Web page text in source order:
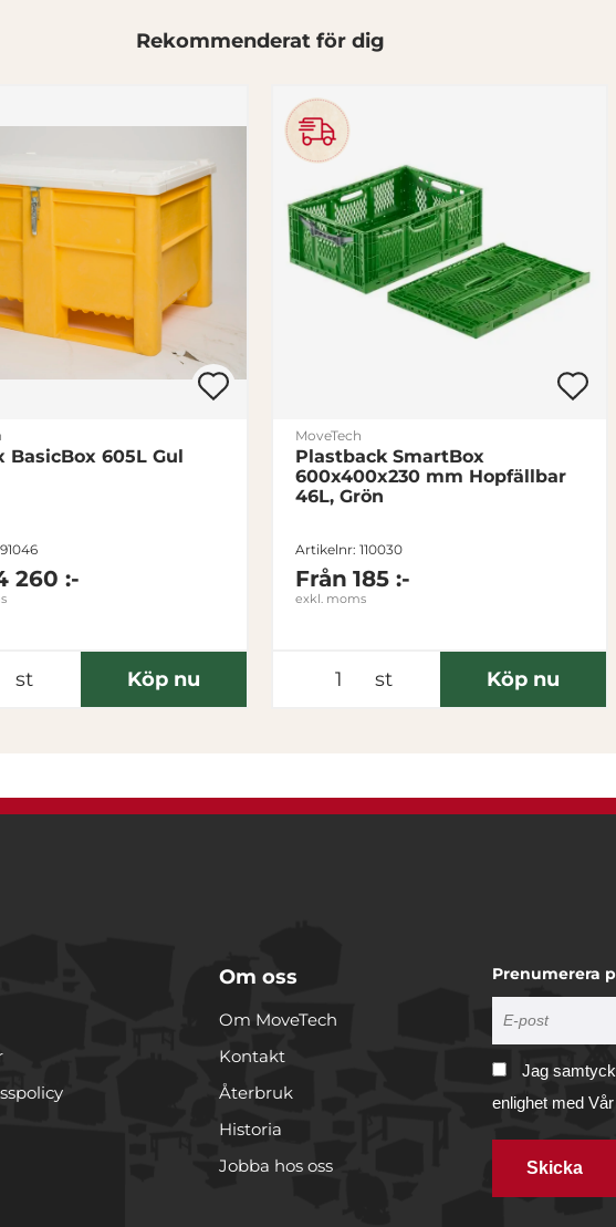
Rekommenderat för dig
BasicBox 605L Gul
260 :-
st Köp nu
MoveTech
Plastback SmartBox
600x400x230 mm Hopfällbar
46L, Grön
Artikelnr: 110030
Från 185 :-
exkl. moms
st Köp nu
Om oss
Om MoveTech
Kontakt
Återbruk
Historia
Jobba hos oss
Prenumerera
Jag
enlighet med
Skicka